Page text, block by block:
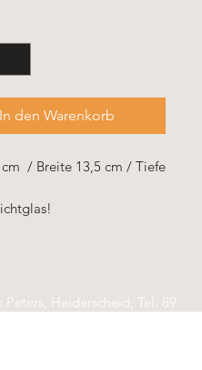
In den Warenkorb
cm / Breite 13,5 cm / Tiefe
Peters, Heiderscheid, Tel. 89